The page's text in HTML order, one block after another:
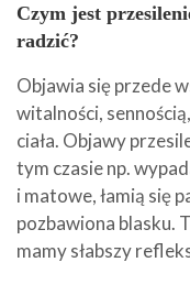
Czym jest
radzić?
Objawia się przede
witalności,
ciała. Objawy
tym czasie np.
i matowe, łamią się
pozbawiona blasku.
mamy słabszy